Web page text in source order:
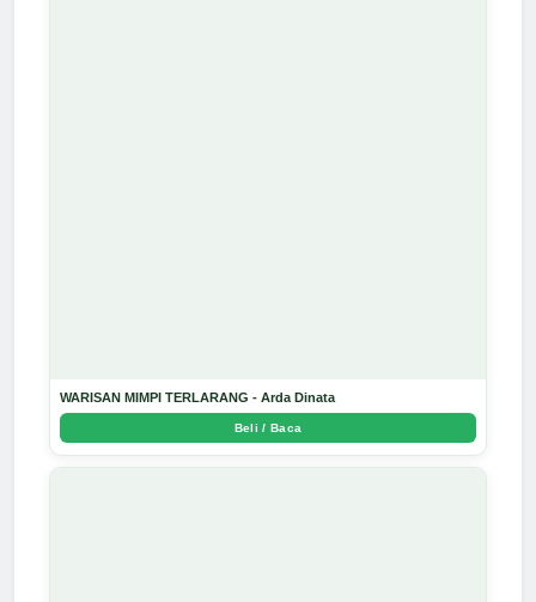
WARISAN MIMPI TERLARANG - Arda Dinata
Beli / Baca